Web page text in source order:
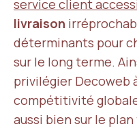
service client
livraison
déterminants pour
sur le long terme.
privilégier Decoweb
compétitivité
aussi bien sur le